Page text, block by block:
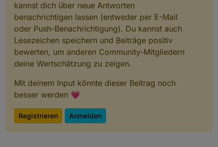
kannst dich über neue Antworten
benachrichtigen lassen (entweder per E-Mail
oder Push-Benachrichtigung). Du kannst auch
Lesezeichen speichern und Beiträge positiv
bewerten, um anderen Community-Mitgliedern
deine Wertschätzung zu zeigen.
Mit deinem Input könnte dieser Beitrag noch
besser werden 💗
Registrieren Anmelden